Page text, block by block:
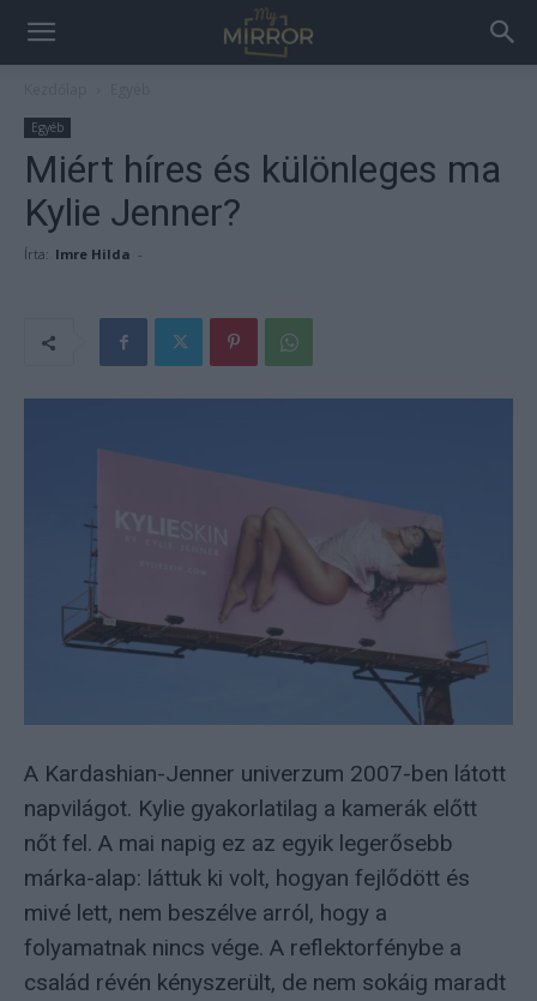
Egyéb
Miért híres és különleges ma
Kylie Jenner?
Írta: Imre Hilda -
A Kardashian-Jenner univerzum 2007-ben látott
napvilágot. Kylie gyakorlatilag a kamerák előtt
nőt fel. A mai napig ez az egyik legerősebb
márka-alap: láttuk ki volt, hogyan fejlődött és
mivé lett, nem beszélve arról, hogy a
folyamatnak nincs vége. A reflektorfénybe a
család révén kényszerült, de nem sokáig maradt